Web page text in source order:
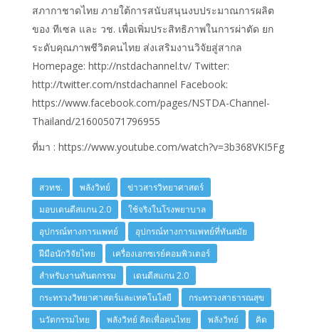
สภากาชาดไทย ภายใต้การสนับสนุนงบประมาณการผลิต
ของ ทีเซล และ วช. เพื่อเพิ่มประสิทธิภาพในการผ่าตัด ยก
ระดับคุณภาพชีวิตคนไทย ส่งเสริมงานวิจัยสู่สากล
Homepage: http://nstdachannel.tv/ Twitter:
http://twitter.com/nstdachannel Facebook:
https://www.facebook.com/pages/NSTDA-Channel-
Thailand/216005071796955
ที่มา : https://www.youtube.com/watch?v=3b368VKI5Fg
สวทช. พลังวิทย์
ข่าวสารวิทยาศาสตร์
มอบเดนตีสแกน 2.0
ใช้จริงในโรงพยาบาล
อุปกรณ์ทางการแพทย์
อุปกรณ์ทางการแพทย์ที่ทันสมัย
ฝีมือนักวิจัยไทย
เครื่องเอกซเรย์คอมพิวเตอร์
สำหรับงานทันตกรรม
เดนตีสแกน 2.0
กระทรวงวิทยาศาสตร์และเทคโนโลยี
กระทรวงสาธารณสุข
นวัตกรรมไทย
พลังวิทย์ คิดเพื่อคนไทย พลังวิทย์
คิด